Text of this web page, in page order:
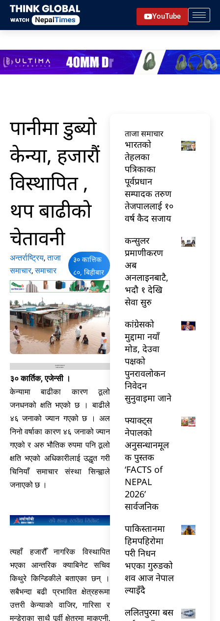
Skip
content
YouTube
पानीमा डुब्यो
केन्या, हजारौं
विस्थापित ,
थप बाढीको
चेतावनी
अन्तर्राष्ट्रिय,ताजा
समाचार,समाचार
३० कात्तिक
८०, बिहीबार
३० कार्तिक, एजेन्सी ।
केन्यामा बाढीका कारण ठूलो
जनधनको क्षति भएको छ । बाढीले
४६ जनाको ज्यान गएको छ । अल
निनो वर्षाका कारण ४६ जनाको ज्यान
गएको र अरु भौतिक रुपमा पनि ठूलो
क्षति भएको अधिकारीलाई उद्धृत गरी
चिनियाँ समाचार संस्था सिन्ह्वाले
जनाएको छ ।
त्यहाँ हजारौँ नागरिक विस्थापित
भएका आन्तरिक क्याबिनेट सचिव
किथुरे किन्डिकीले बताएका छन् ।
सबैभन्दा बढी प्रभावित क्षेत्रहरूमा
उत्तरी केन्याको वाजिर, गारिसा र
मन्डेराका साथै पूर्वी क्षेत्रमा माकुएनी,
ताजा समाचार
भारतकाे
तेहलका
पत्रिकाका
पूर्वप्रधान
सम्पादक तरुण
तेजपाललाई १०
वर्ष कैद सजाय
कन्सुलर
प्रमाणीकरण
अब
अनलाइनबाटै,
भदौ १ देखि
सेवा सुरु
कांग्रेसको
मुद्दामा नयाँ
मोड, देउवा
पक्षको
पुनरावलोकन
निवेदन
सुनुवाइमा जाने
फ्याक्ट्स
नेपालको
अनुसन्धानमूल
क पुस्तक
‘FACTS of
NEPAL
2026’
सार्वजनिक
पाकिस्तानमा
हिमपहिरोमा
परी निधन
भएका गुरुङको
शव आज नेपाल
ल्याइँदै
ललितपुरमा बस